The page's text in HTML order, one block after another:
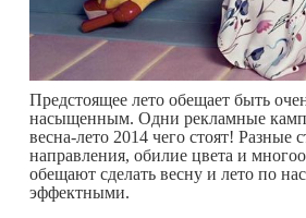
Предстоящее лето обещает быть
насыщенным. Одни рекламные
весна-лето 2014 чего стоят! Разные
направления, обилие цвета и
обещают сделать весну и лето по
эффектными.